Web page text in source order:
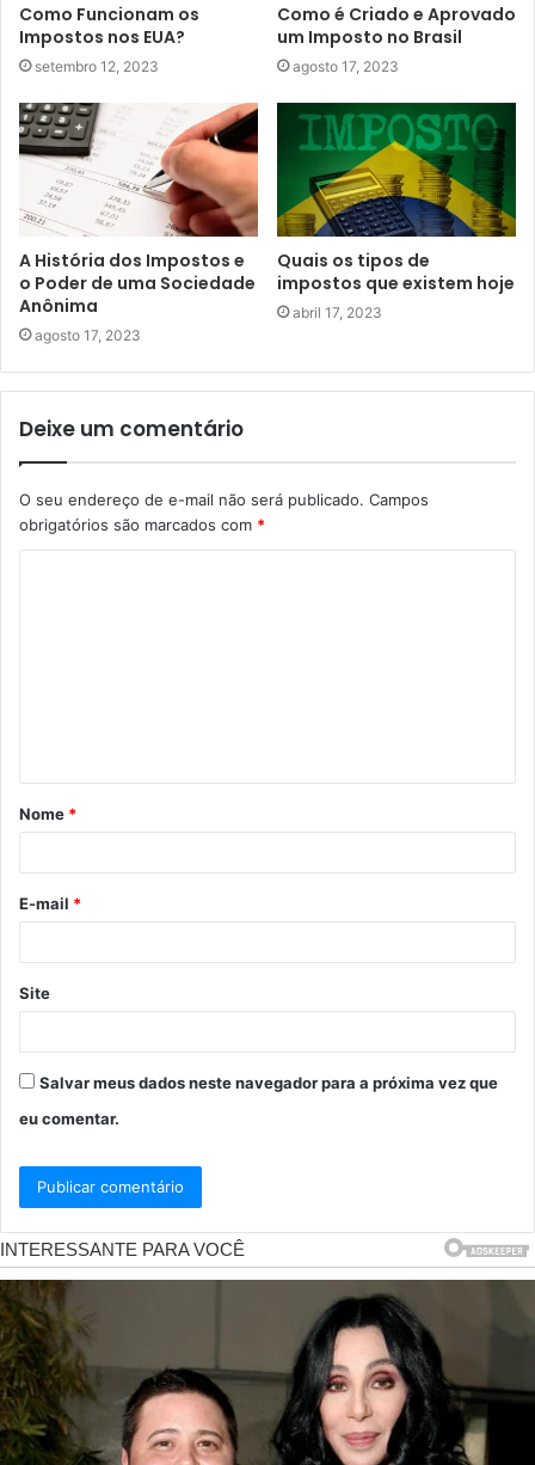
Como Funcionam os
Impostos nos EUA?
setembro 12, 2023
Como é Criado e Aprovado
um Imposto no Brasil
agosto 17, 2023
A História dos Impostos e
o Poder de uma Sociedade
Anônima
agosto 17, 2023
Quais os tipos de
impostos que existem hoje
abril 17, 2023
Deixe um comentário
O seu endereço de e-mail não será publicado. Campos
obrigatórios são marcados com *
á
r
*
Nome *
E-mail *
Site
Salvar meus dados neste navegador para a próxima vez que
eu comentar.